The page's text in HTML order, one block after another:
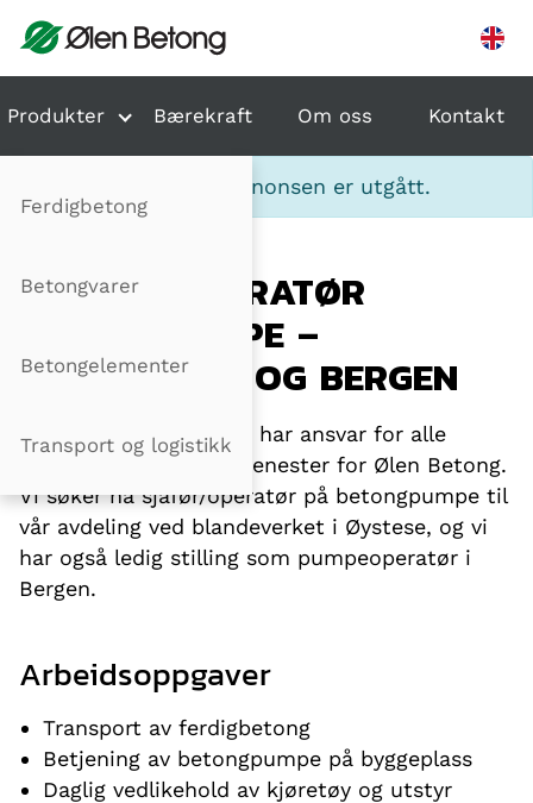
Hopp til innhold
Produkter
Ferdigbetong
Betongvarer
Betongelementer
Transport og logistikk
Bærekraft Om oss Kontakt
Denne stillingsannonsen er utgått.
SJÅFØR/OPERATØR
BETONGPUMPE –
HARDANGER OG BERGEN
Ølen Betong Transport har ansvar for alle
transport- og pumpetjenester for Ølen Betong.
Vi søker nå sjåfør/operatør på betongpumpe til
vår avdeling ved blandeverket i Øystese, og vi
har også ledig stilling som pumpeoperatør i
Bergen.
Arbeidsoppgaver
Transport av ferdigbetong
Betjening av betongpumpe på byggeplass
Daglig vedlikehold av kjøretøy og utstyr